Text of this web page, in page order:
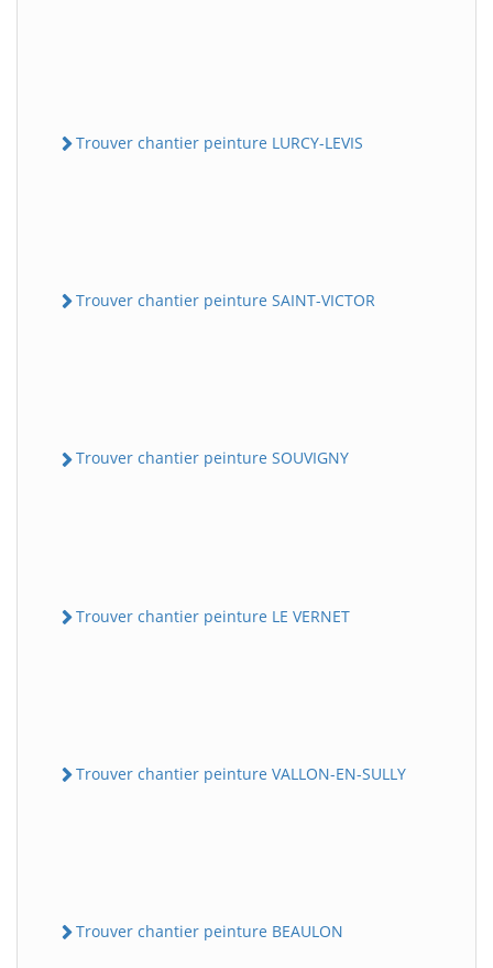
Trouver chantier peinture LURCY-LEVIS
Trouver chantier peinture SAINT-VICTOR
Trouver chantier peinture SOUVIGNY
Trouver chantier peinture LE VERNET
Trouver chantier peinture VALLON-EN-SULLY
Trouver chantier peinture BEAULON